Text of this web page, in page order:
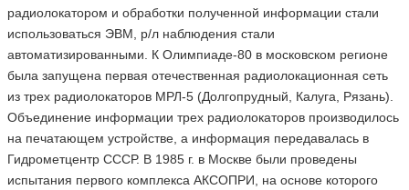
радиолокатором и обработки полученной информации стали
использоваться ЭВМ, р/л наблюдения стали
автоматизированными. К Олимпиаде-80 в московском регионе
была запущена первая отечественная радиолокационная сеть
из трех радиолокаторов МРЛ-5 (Долгопрудный, Калуга, Рязань).
Объединение информации трех радиолокаторов производилось
на печатающем устройстве, а информация передавалась в
Гидрометцентр СССР. В 1985 г. в Москве были проведены
испытания первого комплекса АКСОПРИ, на основе которого